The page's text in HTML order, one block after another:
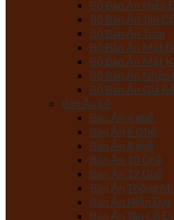
Bộ Bàn Ăn Hiện
Bộ Bàn Ăn Tân
Bộ Bàn Ăn Tròn
Bộ Bàn Ăn Mặt
Bộ Bàn Ăn Mặt
Bộ Bàn Ăn Nhập
Bộ Bàn Ăn Giá Rẻ
Bàn Ăn Lẻ
Bàn Ăn 4 ghế
Bàn Ăn 6 Ghế
Bàn Ăn 8 ghế
Bàn Ăn 10 Ghế
Bàn Ăn 12 Ghế
Bàn Ăn Thông
Bàn Ăn Hiện Đại
Bàn Ăn Tân Cổ